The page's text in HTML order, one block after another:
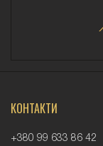
КОНТАКТИ
+380 99 633 86 42